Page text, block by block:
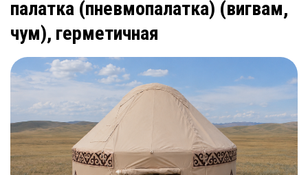
палатка (пневмопалатка) (вигвам,
чум), герметичная